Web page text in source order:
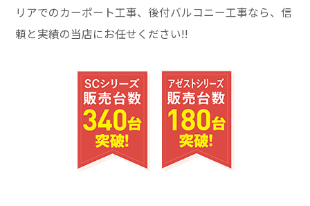
リアでのカーポート工事、後付バルコニー工事なら、信
頼と実績の当店にお任せください!!